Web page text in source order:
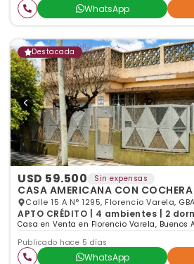
WhatsApp
Destacada
USD 59.500 Sin expensas
CASA AMERICANA CON COCHERA
Calle 15 A N° 1295, Florencio Varela,
APTO CRÉDITO | 4 ambientes | 2
Casa en Venta en Florencio Varela, Buenos
Publicado hace 5 días
WhatsApp